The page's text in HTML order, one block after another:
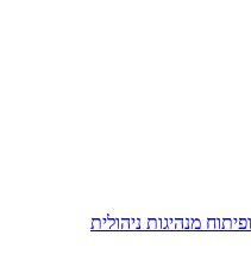
מנהיגות ניהולית